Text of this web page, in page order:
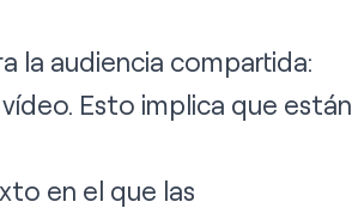
la audiencia compartida:
Esto implica que están
en el que las